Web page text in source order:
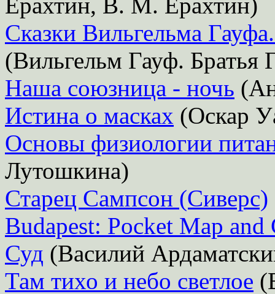
Сказки Вильгельма
(Вильгельм Гауф. Братья
Наша союзница - ночь
Истина о масках (Оскар
Основы физиологии
Лутошкина)
Старец Сампсон (Сиверс)
Budapest: Pocket Map and
Суд (Василий
Там тихо и небо светлое